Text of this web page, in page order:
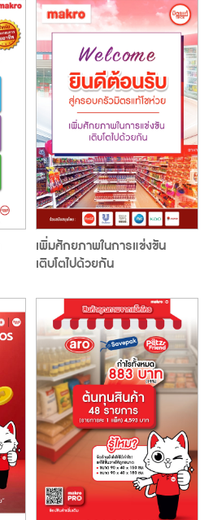
เพิ่มศักยภาพในการแข่งขัน
เติบโตไปด้วยกัน